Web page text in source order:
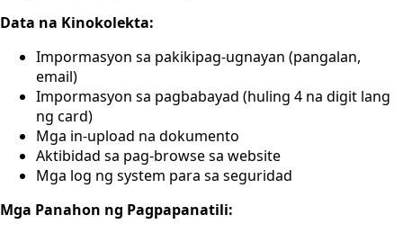
Data na Kinokolekta:
Impormasyon sa pakikipag-ugnayan (pangalan,
email)
Impormasyon sa pagbabayad (huling 4 na digit lang
ng card)
Mga in-upload na dokumento
Aktibidad sa pag-browse sa website
Mga log ng system para sa seguridad
Mga Panahon ng Pagpapanatili: